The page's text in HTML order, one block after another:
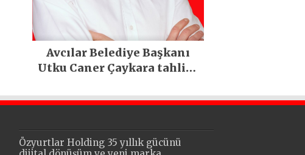
Avcılar Belediye Başkanı
Utku Caner Çaykara tahliye
Özyurtlar Holding 35 yıllık gücünü